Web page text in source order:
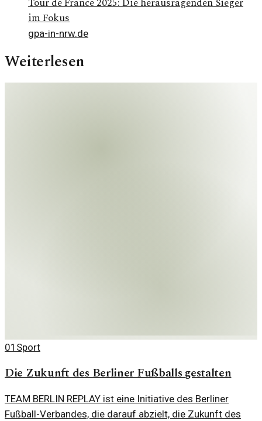
im Fokus
gpa-in-nrw.de
Weiterlesen
01 Sport
Die Zukunft des Berliner Fußballs gestalten
TEAM BERLIN REPLAY ist eine Initiative des Berliner
Fußball-Verbandes, die darauf abzielt, die Zukunft des